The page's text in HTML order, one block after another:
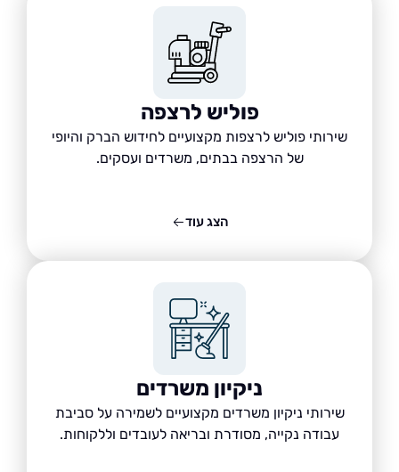
פוליש לרצפה
שירותי פוליש לרצפות מקצועיים לחידוש הברק והיופי
של הרצפה בבתים, משרדים ועסקים.
ניקיון משרדים
שירותי ניקיון משרדים מקצועיים לשמירה על סביבת
עבודה נקייה, מסודרת ובריאה לעובדים וללקוחות.